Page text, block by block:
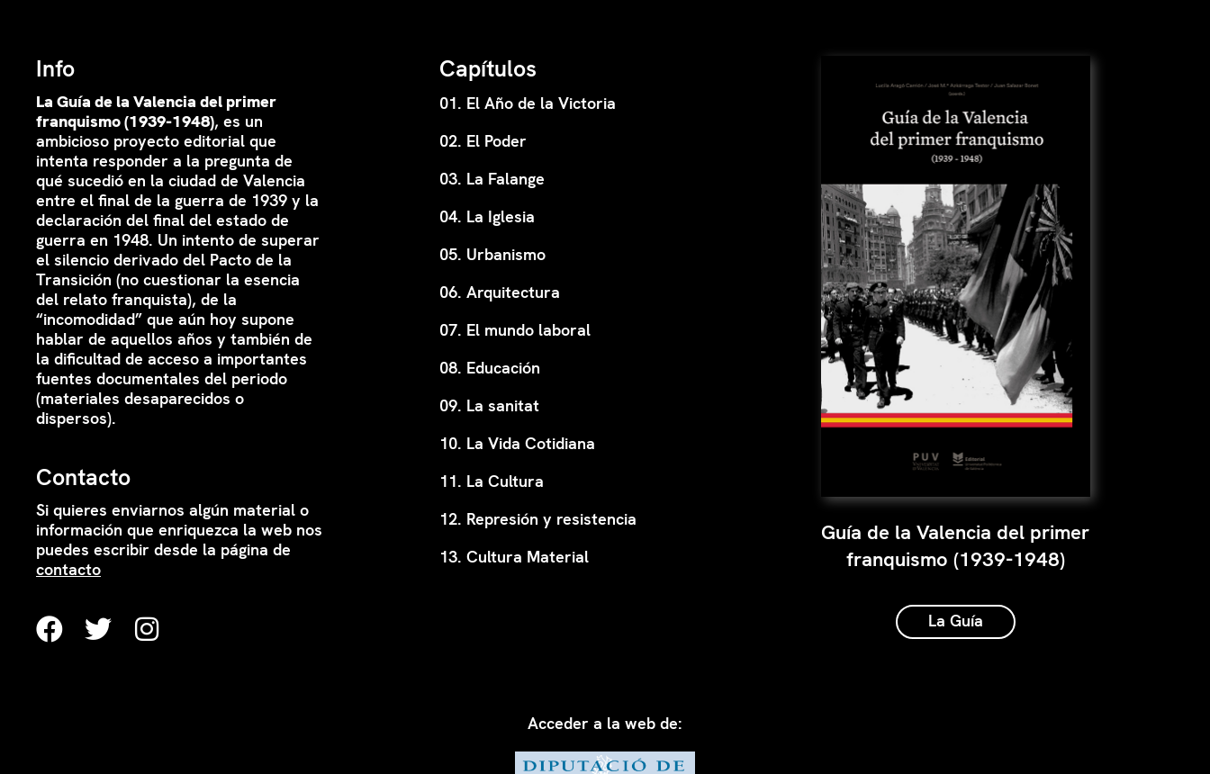
Info
La Guía de la Valencia del primer
franquismo (1939-1948), es un
ambicioso proyecto editorial que
intenta responder a la pregunta de
qué sucedió en la ciudad de Valencia
entre el final de la guerra de 1939 y la
declaración del final del estado de
guerra en 1948. Un intento de superar
el silencio derivado del Pacto de la
Transición (no cuestionar la esencia
del relato franquista), de la
“incomodidad” que aún hoy supone
hablar de aquellos años y también de
la dificultad de acceso a importantes
fuentes documentales del periodo
(materiales desaparecidos o
dispersos).
Contacto
Si quieres enviarnos algún material o
información que enriquezca la web nos
puedes escribir desde la página de
contacto
Capítulos
01. El Año de la Victoria
02. El Poder
03. La Falange
04. La Iglesia
05. Urbanismo
06. Arquitectura
07. El mundo laboral
08. Educación
09. La sanitat
10. La Vida Cotidiana
11. La Cultura
12. Represión y resistencia
13. Cultura Material
Guía de la Valencia del primer
franquismo (1939-1948)
La Guía
Acceder a la web de: